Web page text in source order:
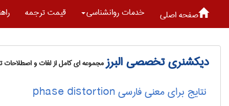
صفحه اصلی خدمات روانشناسی قیمت ترجمه
دیکشنری تخصصی البرزمجموعه ای کامل از لغات و
نتایج برای معنی فارسی phase distortion